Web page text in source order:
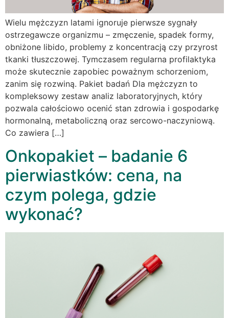
Wielu mężczyzn latami ignoruje pierwsze sygnały
ostrzegawcze organizmu – zmęczenie, spadek formy,
obniżone libido, problemy z koncentracją czy przyrost
tkanki tłuszczowej. Tymczasem regularna profilaktyka
może skutecznie zapobiec poważnym schorzeniom,
zanim się rozwiną. Pakiet badań Dla mężczyzn to
kompleksowy zestaw analiz laboratoryjnych, który
pozwala całościowo ocenić stan zdrowia i gospodarkę
hormonalną, metaboliczną oraz sercowo-naczyniową.
Co zawiera […]
Onkopakiet – badanie 6
pierwiastków: cena, na
czym polega, gdzie
wykonać?